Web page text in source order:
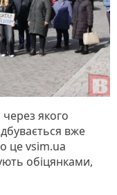
якого
вже
це vsim.ua
обіцянками,